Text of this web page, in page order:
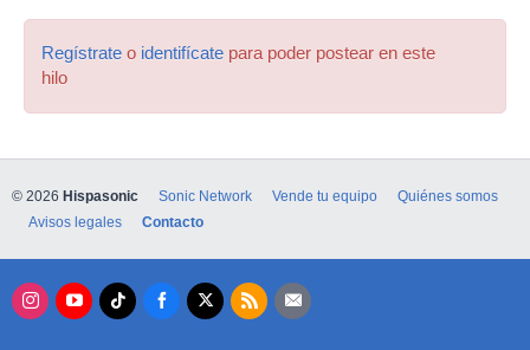
Regístrate o identifícate para poder postear en este
hilo
© 2026 Hispasonic Sonic Network Vende tu equipo
Quiénes somos
Avisos legales
Contacto